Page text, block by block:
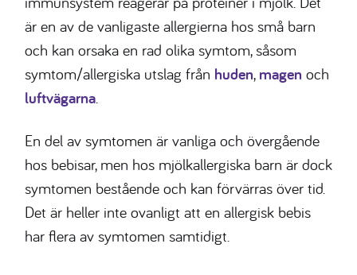
är en av de vanligaste allergierna hos små barn
och kan orsaka en rad olika symtom, såsom
symtom/allergiska utslag från huden, magen och
luftvägarna.
En del av symtomen är vanliga och övergående
hos bebisar, men hos mjölkallergiska barn är dock
symtomen bestående och kan förvärras över tid.
Det är heller inte ovanligt att en allergisk bebis
har flera av symtomen samtidigt.